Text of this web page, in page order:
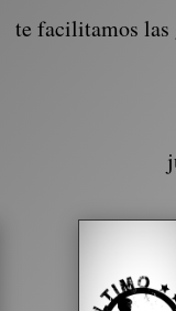
te facilitamos las